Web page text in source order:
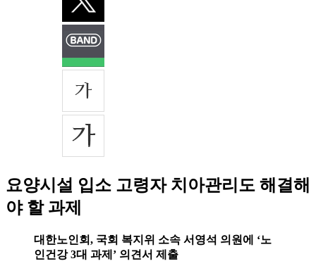
요양시설 입소 고령자 치아관리도 해결해
야 할 과제
대한노인회, 국회 복지위 소속 서영석 의원에 ‘노
인건강 3대 과제’ 의견서 제출